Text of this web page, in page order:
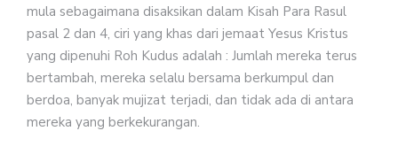
mula sebagaimana disaksikan dalam Kisah Para Rasul
pasal 2 dan 4, ciri yang khas dari jemaat Yesus Kristus
yang dipenuhi Roh Kudus adalah : Jumlah mereka terus
bertambah, mereka selalu bersama berkumpul dan
berdoa, banyak mujizat terjadi, dan tidak ada di antara
mereka yang berkekurangan.